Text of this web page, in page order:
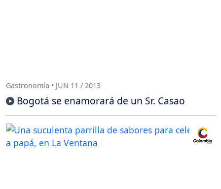
Gastronomía • JUN 11 / 2013
Bogotá se enamorará de un Sr. Casao